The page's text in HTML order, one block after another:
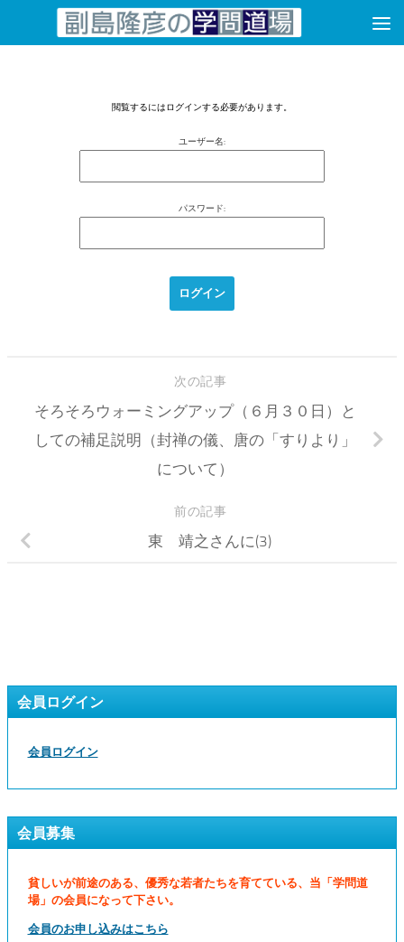
コンテンツへスキップ
閲覧するにはログインする必要があります。
ユーザー名:
パスワード:
次の記事
そろそろウォーミングアップ（６月３０日）と
しての補足説明（封禅の儀、唐の「すりより」
について）
前の記事
東 靖之さんに(3)
会員ログイン
会員ログイン
会員募集
貧しいが前途のある、優秀な若者たちを育てている、当「学問道
場」の会員になって下さい。
会員のお申し込みはこちら